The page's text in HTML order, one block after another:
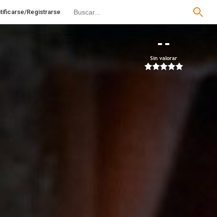
Registrarse
--
Sin valorar